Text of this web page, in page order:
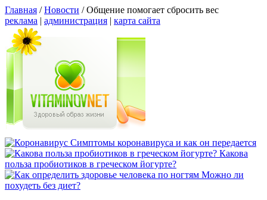
Главная /Новости /Общение помогает сбросить вес
реклама | администрация | карта сайта
Симптомы коронавируса и как он передается
Какова
польза пробиотиков в греческом йогурте?
Можно ли
похудеть без диет?